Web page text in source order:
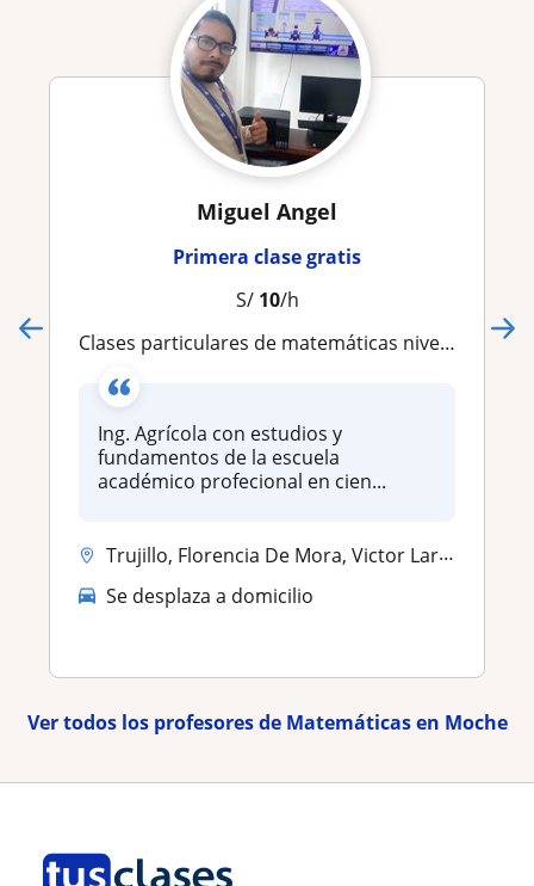
Miguel Angel
Primera clase gratis
S/ 10/h
Clases particulares de matemáticas nivel primaria, secundaria, universitaria
Ing. Agrícola con estudios y
fundamentos de la escuela
académico profecional en cien...
Trujillo, Florencia De Mora, Victor Larco Herrera, La Esperanza, Moche
Se desplaza a domicilio
Ver todos los profesores de Matemáticas en Moche